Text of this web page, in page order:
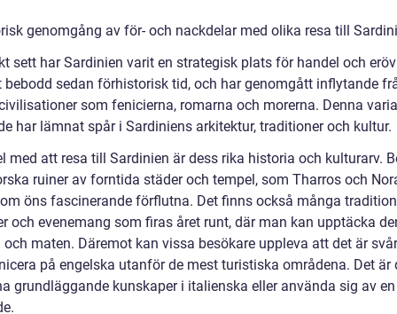
genomgång av för- och nackdelar med olika resa till
sett har Sardinien varit en strategisk plats för handel och
bebodd sedan förhistorisk tid, och har genomgått inflytande
som fenicierna, romarna och morerna. Denna
har lämnat spår i Sardiniens arkitektur, traditioner och kultur.
med att resa till Sardinien är dess rika historia och kulturarv.
ruiner av forntida städer och tempel, som Tharros och
öns fascinerande förflutna. Det finns också många
och evenemang som firas året runt, där man kan upptäcka
och maten. Däremot kan vissa besökare uppleva att det är
på engelska utanför de mest turistiska områdena. Det är
grundläggande kunskaper i italienska eller använda sig av en